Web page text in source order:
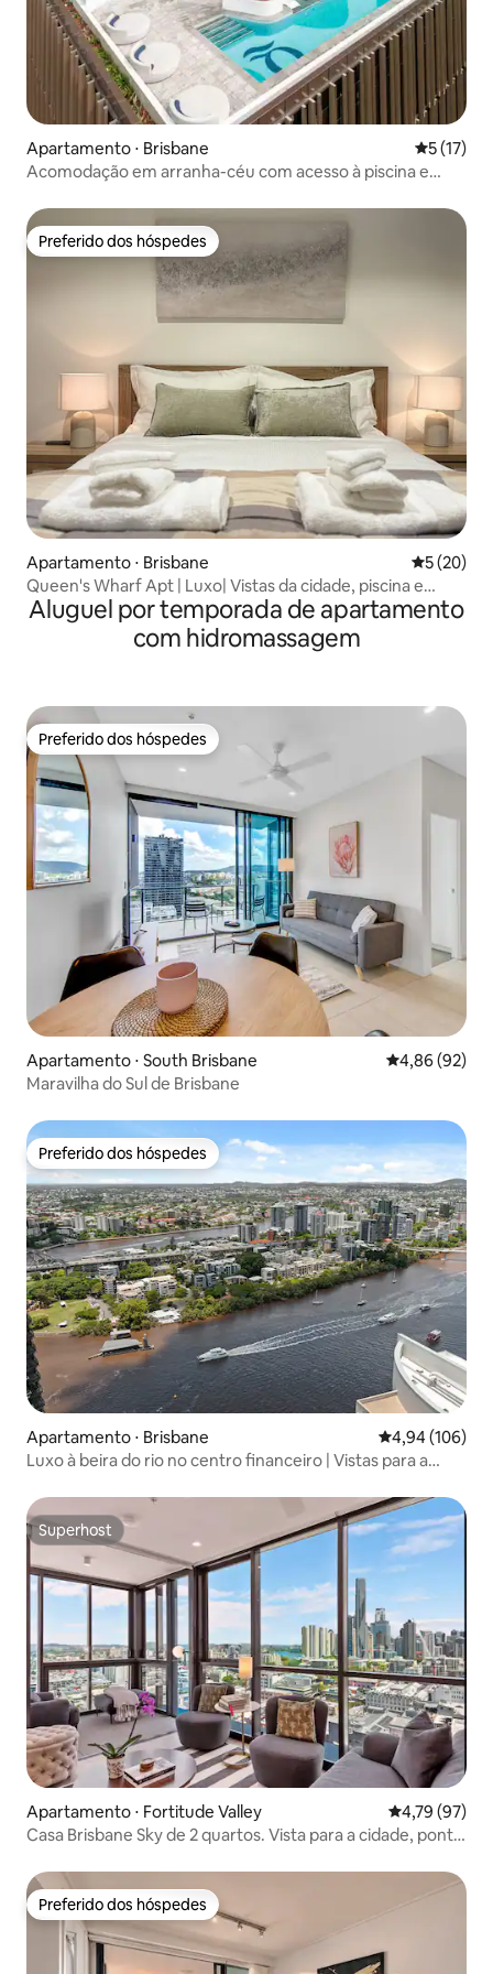
Apartamento ⋅ Brisbane 5 de uma
5 (17)
Acomodação em arranha-céu com acesso à piscina e
Preferido dos hóspedes
Preferido dos hóspedes
Apartamento ⋅ Brisbane 5 de uma
5 (20)
Queen's Wharf Apt | Luxo| Vistas da cidade, piscina e
academia
Aluguel por temporada de apartamento
com hidromassagem
Preferido dos hóspedes
Preferido dos hóspedes
Apartamento ⋅ South Brisbane 4,86 de uma
4,86 (92)
Maravilha do Sul de Brisbane
Preferido dos hóspedes
Preferido dos hóspedes
Apartamento ⋅ Brisbane 4,94 de uma
4,94 (106)
Luxo à beira do rio no centro financeiro | Vistas para a
Superhost
Superhost
Apartamento ⋅ Fortitude Valley 4,79 de uma
4,79 (97)
Casa Brisbane Sky de 2 quartos. Vista para a cidade, ponte
Preferido dos hóspedes
Preferido dos hóspedes